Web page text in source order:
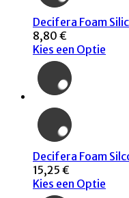
Decifera Foam
8,80 €
Kies een Optie
Decifera Foam
15,25 €
Kies een Optie